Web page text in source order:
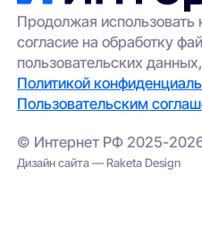
Продолжая использовать
согласие на обработку
пользовательских
Политикой
Пользовательским
© Интернет РФ 2025-
Дизайн сайта — Raketa Design